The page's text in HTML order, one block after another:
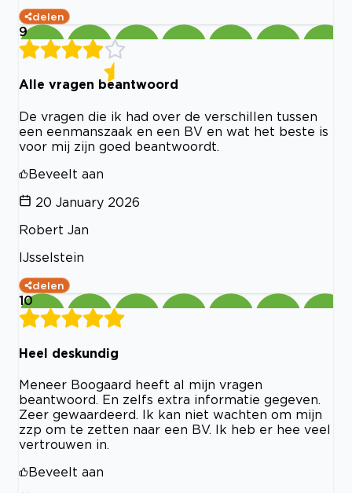
delen
9
Alle vragen beantwoord
De vragen die ik had over de verschillen tussen
een eenmanszaak en een BV en wat het beste is
voor mij zijn goed beantwoordt.
Beveelt aan
20 January 2026
Robert Jan
IJsselstein
delen
10
Heel deskundig
Meneer Boogaard heeft al mijn vragen
beantwoord. En zelfs extra informatie gegeven.
Zeer gewaardeerd. Ik kan niet wachten om mijn
zzp om te zetten naar een BV. Ik heb er hee veel
vertrouwen in.
Beveelt aan